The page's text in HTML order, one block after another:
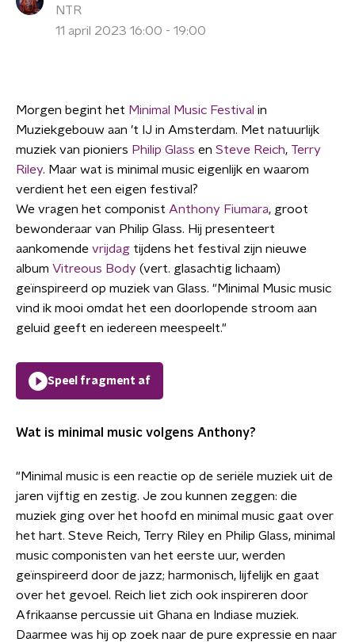
NTR
11 april 2023 16:00 - 19:00
Morgen begint het Minimal Music Festival in
Muziekgebouw aan ’t IJ in Amsterdam. Met natuurlijk
muziek van pioniers Philip Glass en Steve Reich, Terry
Riley. Maar wat is minimal music eigenlijk en waarom
verdient het een eigen festival?
We vragen het componist Anthony Fiumara, groot
bewonderaar van Philip Glass. Hij presenteert
aankomende vrijdag tijdens het festival zijn nieuwe
album Vitreous Body (vert. glasachtig lichaam)
geïnspireerd op muziek van Glass. "Minimal Music music
vind ik mooi omdat het een doorlopende stroom aan
geluid geeft en iedereen meespeelt."
Speel fragment af
Wat is minimal music volgens Anthony?
"Minimal music is een reactie op de seriële muziek uit de
jaren vijftig en zestig. Je zou kunnen zeggen: die
muziek ging over het hoofd en minimal music gaat over
het hart. Steve Reich, Terry Riley en Philip Glass, minimal
music componisten van het eerste uur, werden
geïnspireerd door de jazz; harmonisch, lijfelijk en gaat
over het gevoel. Reich liet zich ook inspireren door
Afrikaanse percussie uit Ghana en Indiase muziek.
Daarmee was hij op zoek naar de pure expressie en naar